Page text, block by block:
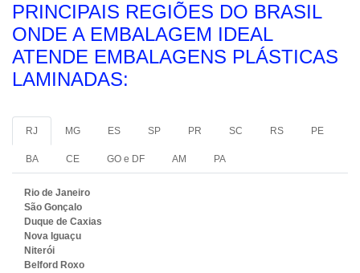
PRINCIPAIS REGIÕES DO BRASIL
ONDE A EMBALAGEM IDEAL
ATENDE EMBALAGENS PLÁSTICAS
LAMINADAS:
RJ MG ES SP PR SC RS PE
BA CE GO e DF AM PA
Rio de Janeiro
São Gonçalo
Duque de Caxias
Nova Iguaçu
Niterói
Belford Roxo